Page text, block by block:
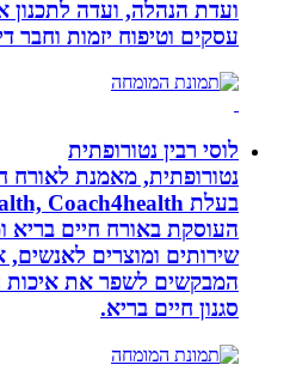
ועדת הנהלה, ועדה לתכנון
עסקים וטיפוח יזמות וחבר
לוסי רבין נטורופתית
נטורופתית, מאמנת לאורח
העוסקת באורח חיים בריא
שירותים ומוצרים לאנשים,
המבקשים לשפר את איכות
סגנון חיים בריא.